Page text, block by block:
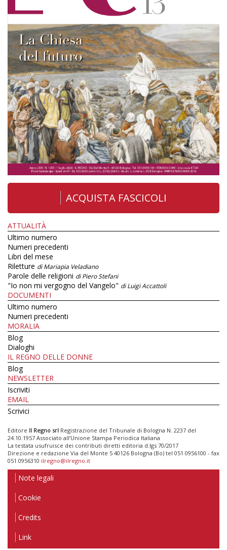
ACQUISTA FASCICOLI
ATTUALITÀ
Ultimo numero
Numeri precedenti
Libri del mese
Riletture di Mariapia Veladiano
Parole delle religioni di Piero Stefani
"Io non mi vergogno del Vangelo" di Luigi Accattoli
DOCUMENTI
Ultimo numero
Numeri precedenti
MORALIA
Blog
Dialoghi
IL REGNO DELLE DONNE
Blog
NEWSLETTER
Iscriviti
EMAIL
Scrivici
Editore Il Regno srl Registrazione del Tribunale di Bologna N. 2237 del
24.10.1957 Associato all’Unione Stampa Periodica Italiana
La testata usufruisce dei contributi diretti editoria d.lgs 70/2017
Direzione e redazione Via del Monte 5 40126 Bologna (Bo) tel 051 0956100 - fax
051 0956310 ilregno@ilregno.it
Note legali
Cookie
Credits
Link